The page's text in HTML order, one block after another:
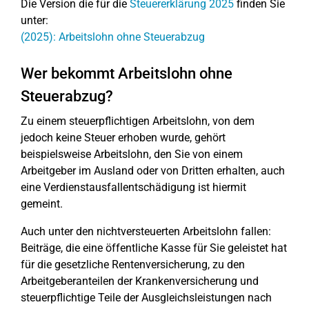
Die Version die für die Steuererklärung 2025 finden Sie
unter:
(2025): Arbeitslohn ohne Steuerabzug
Wer bekommt Arbeitslohn ohne
Steuerabzug?
Zu einem steuerpflichtigen Arbeitslohn, von dem
jedoch keine Steuer erhoben wurde, gehört
beispielsweise Arbeitslohn, den Sie von einem
Arbeitgeber im Ausland oder von Dritten erhalten, auch
eine Verdienstausfallentschädigung ist hiermit
gemeint.
Auch unter den nichtversteuerten Arbeitslohn fallen:
Beiträge, die eine öffentliche Kasse für Sie geleistet hat
für die gesetzliche Rentenversicherung, zu den
Arbeitgeberanteilen der Krankenversicherung und
steuerpflichtige Teile der Ausgleichsleistungen nach